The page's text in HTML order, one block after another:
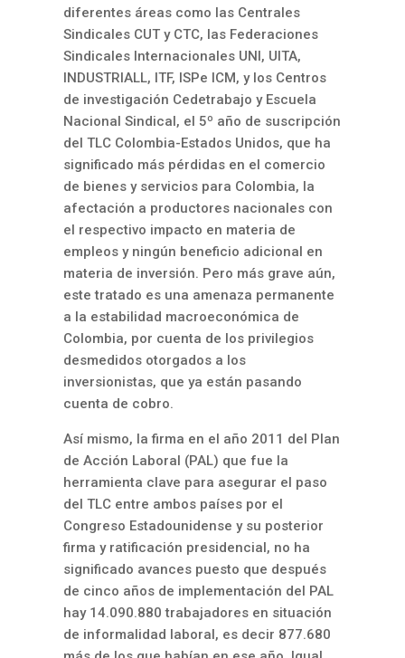
diferentes áreas como las Centrales
Sindicales CUT y CTC, las Federaciones
Sindicales Internacionales UNI, UITA,
INDUSTRIALL, ITF, ISPe ICM, y los Centros
de investigación Cedetrabajo y Escuela
Nacional Sindical, el 5º año de suscripción
del TLC Colombia-Estados Unidos, que ha
significado más pérdidas en el comercio
de bienes y servicios para Colombia, la
afectación a productores nacionales con
el respectivo impacto en materia de
empleos y ningún beneficio adicional en
materia de inversión. Pero más grave aún,
este tratado es una amenaza permanente
a la estabilidad macroeconómica de
Colombia, por cuenta de los privilegios
desmedidos otorgados a los
inversionistas, que ya están pasando
cuenta de cobro.
Así mismo, la firma en el año 2011 del Plan
de Acción Laboral (PAL) que fue la
herramienta clave para asegurar el paso
del TLC entre ambos países por el
Congreso Estadounidense y su posterior
firma y ratificación presidencial, no ha
significado avances puesto que después
de cinco años de implementación del PAL
hay 14.090.880 trabajadores en situación
de informalidad laboral, es decir 877.680